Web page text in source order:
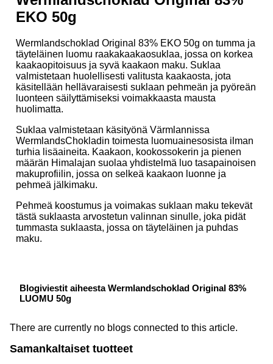
EKO 50g
Wermlandschoklad Original 83% EKO 50g on tumma ja
täyteläinen luomu raakakaakaosuklaa, jossa on korkea
kaakaopitoisuus ja syvä kaakaon maku. Suklaa
valmistetaan huolellisesti valitusta kaakaosta, jota
käsitellään hellävaraisesti suklaan pehmeän ja pyöreän
luonteen säilyttämiseksi voimakkaasta mausta
huolimatta.
Suklaa valmistetaan käsityönä Värmlannissa
WermlandsChokladin toimesta luomuainesosista ilman
turhia lisäaineita. Kaakaon, kookossokerin ja pienen
määrän Himalajan suolaa yhdistelmä luo tasapainoisen
makuprofiilin, jossa on selkeä kaakaon luonne ja
pehmeä jälkimaku.
Pehmeä koostumus ja voimakas suklaan maku tekevät
tästä suklaasta arvostetun valinnan sinulle, joka pidät
tummasta suklaasta, jossa on täyteläinen ja puhdas
maku.
Blogiviestit aiheesta Wermlandschoklad Original 83%
LUOMU 50g
There are currently no blogs connected to this article.
Samankaltaiset tuotteet